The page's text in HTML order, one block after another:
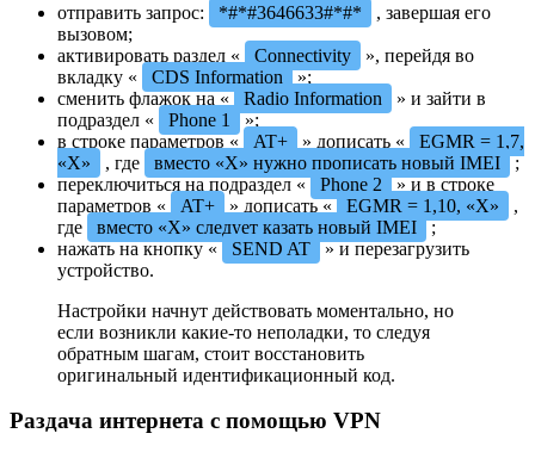
отправить запрос:
*#*#3646633#*#*
, завершая его
вызовом;
активировать раздел «
Connectivity
», перейдя во
вкладку «
CDS Information »;
сменить флажок на « Radio Information
» и зайти в
подраздел «
Phone 1
»;
в строке параметров «
AT+ » дописать «
EGMR = 1,7,
«Х»
, где вместо «Х» нужно прописать новый IMEI ;
переключиться на подраздел « Phone 2 » и в строке
параметров «
AT+ » дописать « EGMR = 1,10, «Х»
,
где
вместо «Х» следует казать новый IMEI ;
нажать на кнопку « SEND AT » и перезагрузить
устройство.
Настройки начнут действовать моментально, но
если возникли какие-то неполадки, то следуя
обратным шагам, стоит восстановить
оригинальный идентификационный код.
Раздача интернета с помощью VPN